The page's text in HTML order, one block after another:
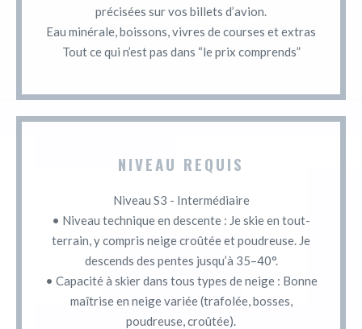
précisées sur vos billets d’avion.
Eau minérale, boissons, vivres de courses et extras
Tout ce qui n’est pas dans “le prix comprends”
NIVEAU REQUIS
Niveau S3 - Intermédiaire
• Niveau technique en descente : Je skie en tout-
terrain, y compris neige croûtée et poudreuse. Je
descends des pentes jusqu’à 35–40°.
• Capacité à skier dans tous types de neige : Bonne
maîtrise en neige variée (trafolée, bosses,
poudreuse, croûtée).